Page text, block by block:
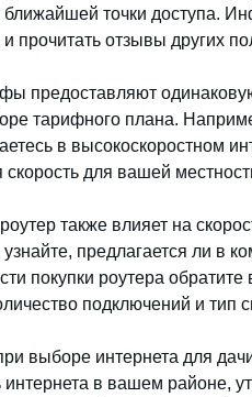
ближайшей точки доступа.
прочитать отзывы других
предоставляют
тарифного плана.
в высокоскоростном
скорость для вашей
также влияет на
предлагается ли в
покупки роутера
подключений и тип
выборе интернета для
интернета в вашем районе,